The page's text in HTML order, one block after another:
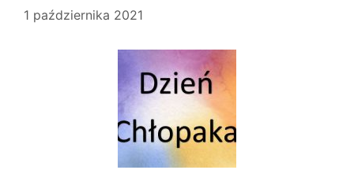
1 października 2021